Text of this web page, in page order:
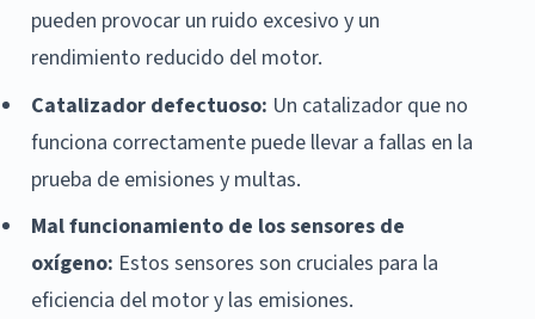
pueden provocar un ruido excesivo y un
rendimiento reducido del motor.
Catalizador defectuoso: Un catalizador que no
funciona correctamente puede llevar a fallas en la
prueba de emisiones y multas.
Mal funcionamiento de los sensores de
oxígeno: Estos sensores son cruciales para la
eficiencia del motor y las emisiones.